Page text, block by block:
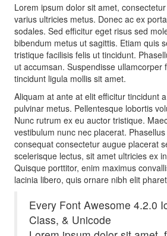
Lorem ipsum dolor sit amet,
varius ultricies metus. Donec ac ex
sodales. Sed efficitur eget risus sed
bibendum metus ut sagittis. Etiam quis
tristique facilisis felis ut tincidunt.
ut accumsan. Suspendisse ullamcorper
tincidunt ligula mollis sit amet.
Aliquam at ante at elit efficitur tincidunt
pulvinar metus. Pellentesque lobortis
Nunc rutrum ex eu auctor tristique.
vestibulum nunc nec placerat.
consequat consectetur augue placerat
scelerisque lectus, sit amet ultricies ex
Quisque porttitor, enim maximus
lacinia libero, quis ornare nibh elit
Every Font Awesome 4.2.0
Class, & Unicode